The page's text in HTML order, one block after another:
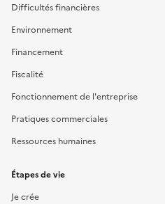
Difficultés financières
Environnement
Financement
Fiscalité
Fonctionnement de l'entreprise
Pratiques commerciales
Ressources humaines
Étapes de vie
Je crée